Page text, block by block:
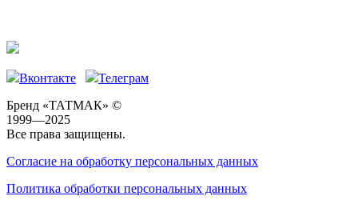
Вконтакте
Телеграм
Бренд «ТАТМАК» ©
1999—2025
Все права защищены.
Согласие на обработку персональных данных
Политика обработки персональных данных